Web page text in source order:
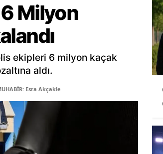
Milyon
ekipleri 6 milyon kaçak
aldı.
Esra Akçakle